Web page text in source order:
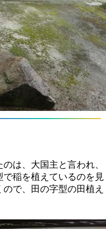
は、大国主と言われ、
稲を植えているのを見
で、田の字型の田植え